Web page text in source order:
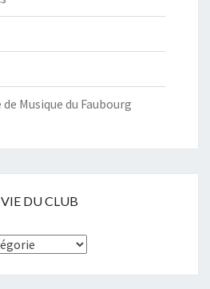
Musique du Faubourg
DU CLUB